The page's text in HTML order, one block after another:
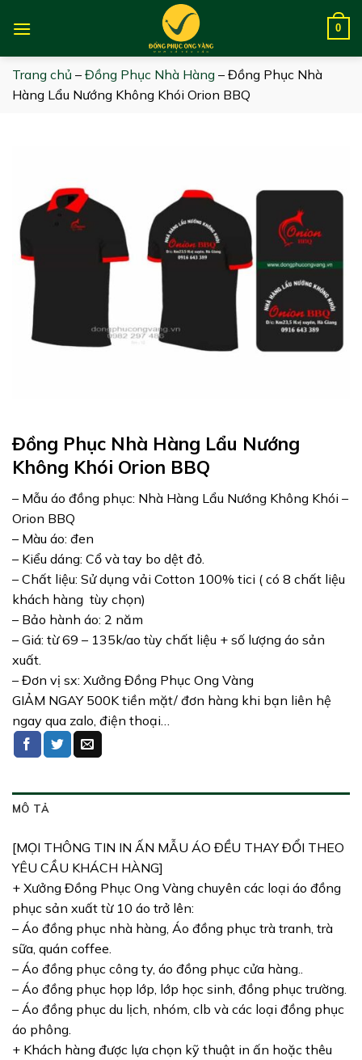
0
Trang chủ – Đồng Phục Nhà Hàng – Đồng Phục Nhà
Hàng Lẩu Nướng Không Khói Orion BBQ
Đồng Phục Nhà Hàng Lẩu Nướng
Không Khói Orion BBQ
– Mẫu áo đồng phục: Nhà Hàng Lẩu Nướng Không Khói –
Orion BBQ
– Màu áo: đen
– Kiểu dáng: Cổ và tay bo dệt đỏ.
– Chất liệu: Sử dụng vải Cotton 100% tici ( có 8 chất liệu
khách hàng tùy chọn)
– Bảo hành áo: 2 năm
– Giá: từ 69 – 135k/ao tùy chất liệu + số lượng áo sản
xuất.
– Đơn vị sx: Xưởng Đồng Phục Ong Vàng
GIẢM NGAY 500K tiền mặt/ đơn hàng khi bạn liên hệ
ngay qua zalo, điện thoại…
MÔ TẢ
[MỌI THÔNG TIN IN ẤN MẪU ÁO ĐỀU THAY ĐỔI THEO
YÊU CẦU KHÁCH HÀNG]
+ Xưởng Đồng Phục Ong Vàng chuyên các loại áo đồng
phục sản xuất từ 10 áo trở lên:
– Áo đồng phục nhà hàng, Áo đồng phục trà tranh, trà
sữa, quán coffee.
– Áo đồng phục công ty, áo đồng phục cửa hàng..
– Áo đồng phục họp lớp, lớp học sinh, đồng phục trường.
– Áo đồng phục du lịch, nhóm, clb và các loại đồng phục
áo phông.
+ Khách hàng được lựa chọn kỹ thuật in ấn hoặc thêu